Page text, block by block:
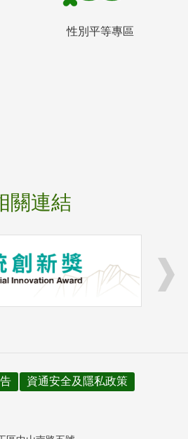
性別平等專區
關連結
資通安全及隱私政策